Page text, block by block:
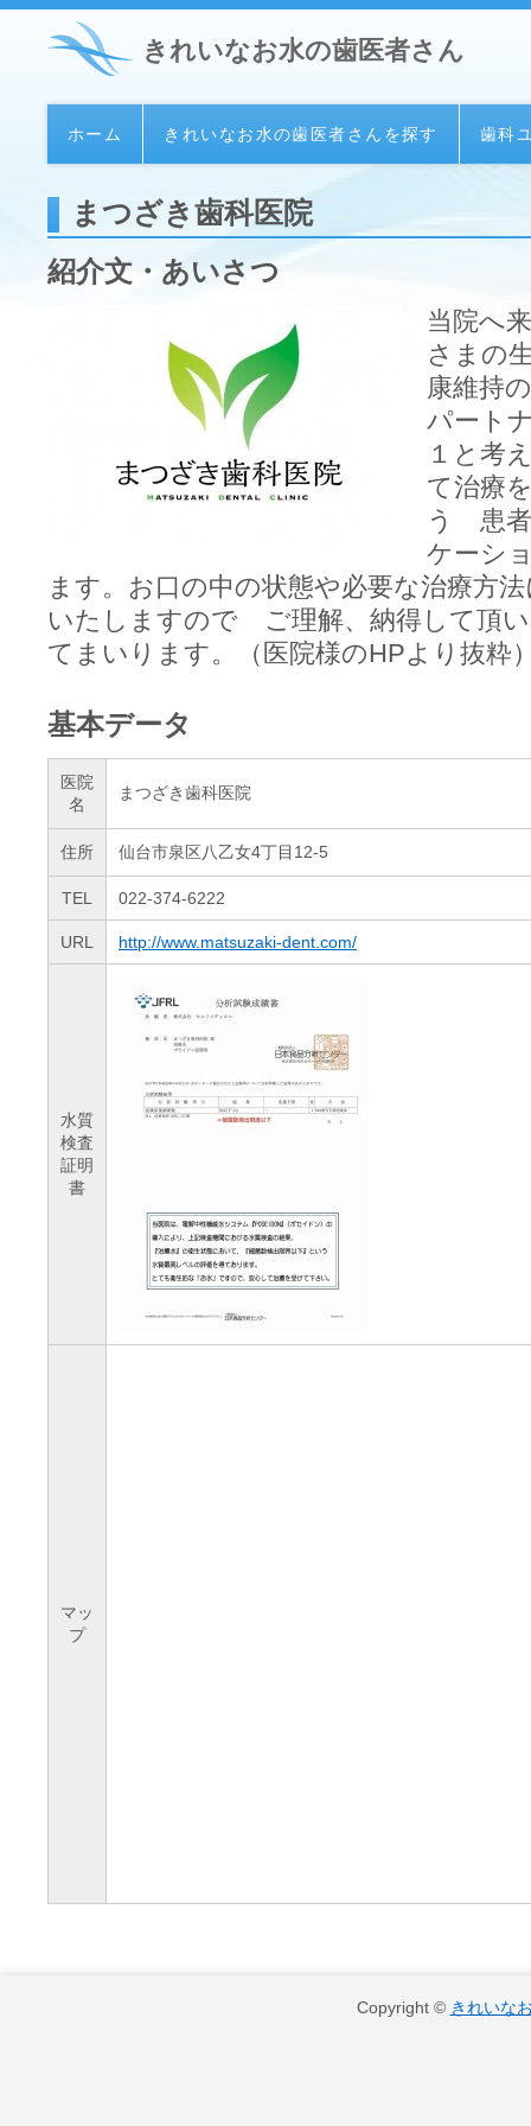
きれいなお水の歯医者さん
ホーム きれいなお水の歯医者さんを探す 歯科
まつざき歯科医院
紹介文・あいさつ
当院へ
さまの
康維持
パート
１と考
て治療
う 患者
ケーシ
ます。お口の中の状態や必要な治療方
いたしますので ご理解、納得して頂
てまいります。（医院様のHPより抜粋
基本データ
医院
名
まつざき歯科医院
住所 仙台市泉区八乙女4丁目12-5
TEL 022-374-6222
URL http://www.matsuzaki-dent.com/
水質
検査
証明
書
マッ
プ
Copyright © きれいな